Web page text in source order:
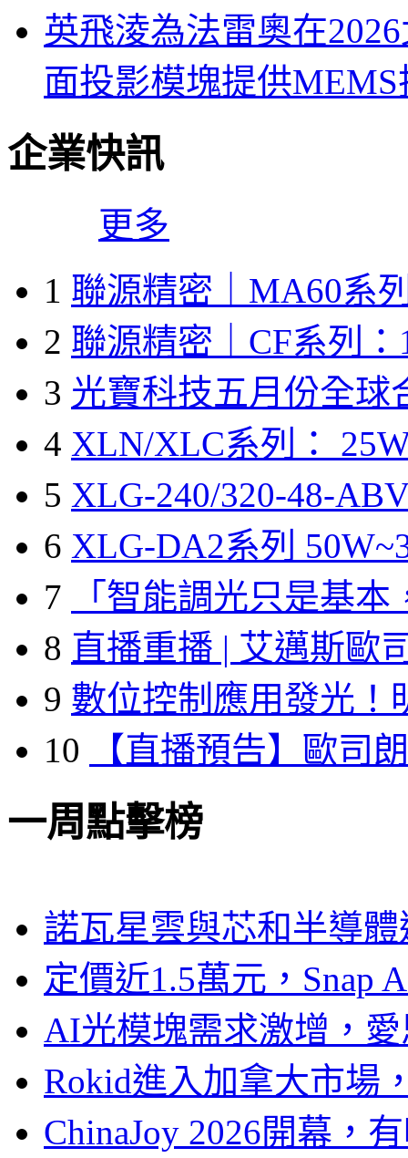
英飛淩為法雷奧在
面投影模塊提供MEMS
企業快訊
更多
1 聯源精密｜MA60系
2 聯源精密｜CF系列：
3 光寶科技五月份全球
4 XLN/XLC系列：
5 XLG-240/320-48-
6 XLG-DA2系列
7
「智能調光只是基本
8 直播重播 | 艾邁斯歐
9 數位控制應用發光！
10
【直播預告】歐司
一周點擊榜
諾瓦星雲與芯和半導
定價近1.5萬元，Snap
AI光模塊需求激增，
Rokid進入加拿大市場
ChinaJoy 2026開幕，